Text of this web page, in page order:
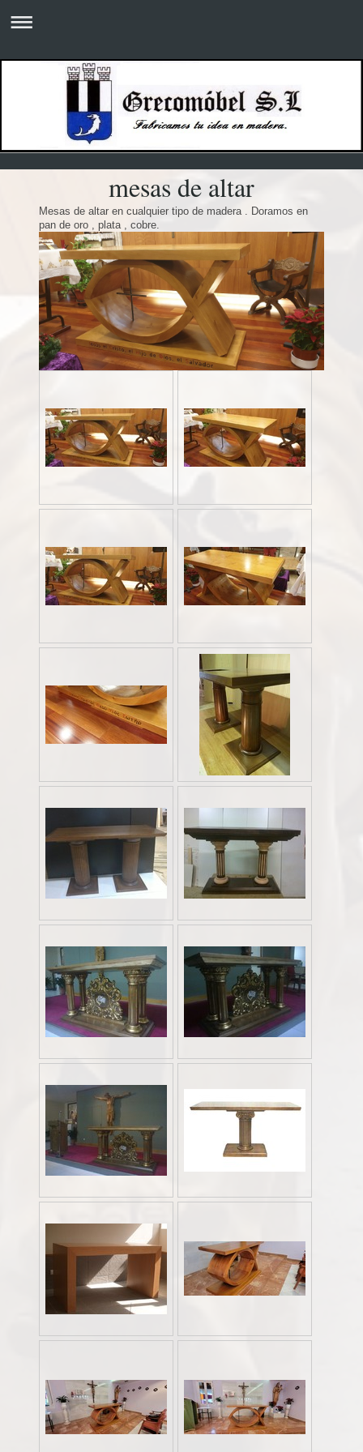
mesas de altar
Mesas de altar en cualquier tipo de madera . Doramos en
pan de oro , plata , cobre.